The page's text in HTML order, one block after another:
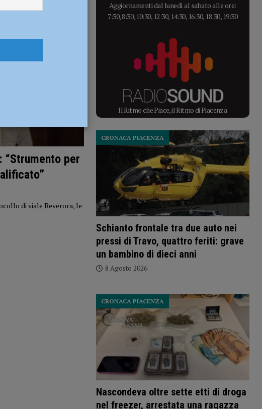
per
di viale Beverora, le
Aggiornamenti dal lunedì al sabato alle ore:
7:30, 8:30, 10:30, 12:30, 14:30, 16:30, 18:30, 19:30
Il Ritmo che Piace, il Ritmo di Piacenza
Schianto frontale tra due auto nei
pressi di Travo, quattro feriti: grave
un bambino di dieci anni
CRONACA PIACENZA
8 Agosto 2026
Nascondeva oltre sette etti di droga
nel freezer, arrestata una ragazza
CRONACA PIACENZA